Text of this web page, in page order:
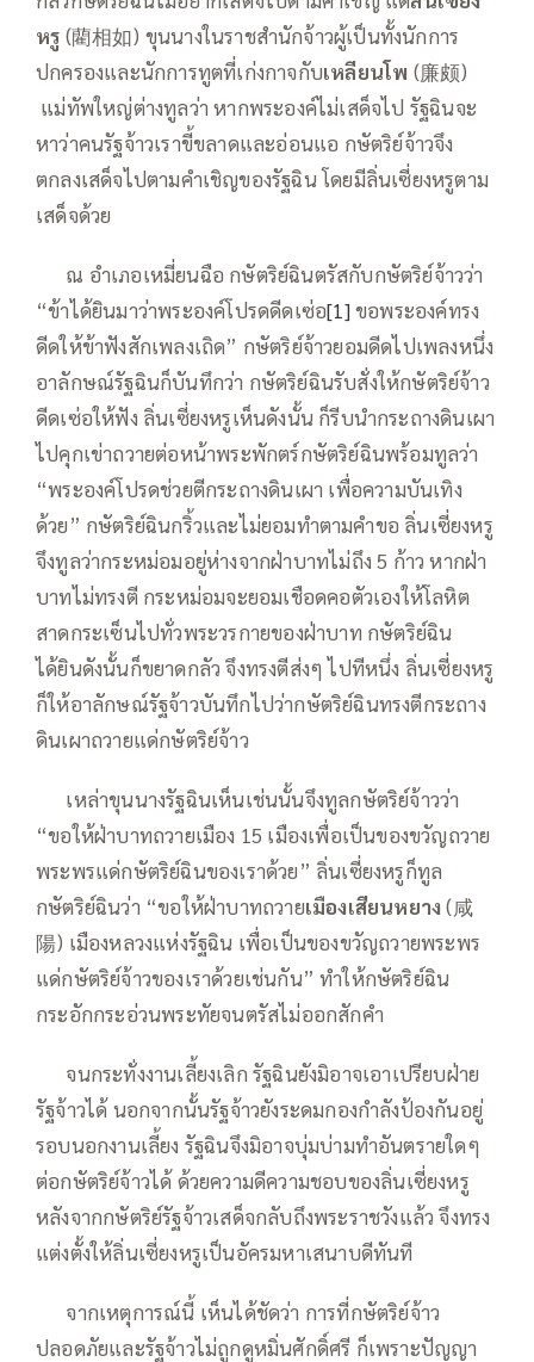
หรู (藺相如) ขุนนางในราชสำนักจ้าวผู้เป็นทั้งนักการ
ปกครองและนักการทูตที่เก่งกาจกับเหลียนโพ (廉颇)
แม่ทัพใหญ่ต่างทูลว่า หากพระองค์ไม่เสด็จไป รัฐฉินจะ
หาว่าคนรัฐจ้าวเราขี้ขลาดและอ่อนแอ กษัตริย์จ้าวจึง
ตกลงเสด็จไปตามคำเชิญของรัฐฉิน โดยมีลิ่นเซี่ยงหรูตาม
เสด็จด้วย
ณ อำเภอเหมี่ยนฉือ กษัตริย์ฉินตรัสกับกษัตริย์จ้าวว่า
“ข้าได้ยินมาว่าพระองค์โปรดดีดเซ่อ[1]ขอพระองค์ทรง
ดีดให้ข้าฟังสักเพลงเถิด” กษัตริย์จ้าวยอมดีดไปเพลงหนึ่ง
อาลักษณ์รัฐฉินก็บันทึกว่า กษัตริย์ฉินรับสั่งให้กษัตริย์จ้าว
ดีดเซ่อให้ฟัง ลิ่นเซี่ยงหรูเห็นดังนั้น ก็รีบนำกระถางดินเผา
ไปคุกเข่าถวายต่อหน้าพระพักตร์กษัตริย์ฉินพร้อมทูลว่า
“พระองค์โปรดช่วยตีกระถางดินเผา เพื่อความบันเทิง
ด้วย” กษัตริย์ฉินกริ้วและไม่ยอมทำตามคำขอ ลิ่นเซี่ยงหรู
จึงทูลว่ากระหม่อมอยู่ห่างจากฝ่าบาทไม่ถึง 5 ก้าว หากฝ่า
บาทไม่ทรงตี กระหม่อมจะยอมเชือดคอตัวเองให้โลหิต
สาดกระเซ็นไปทั่วพระวรกายของฝ่าบาท กษัตริย์ฉิน
ได้ยินดังนั้นก็ขยาดกลัว จึงทรงตีส่งๆ ไปทีหนึ่ง ลิ่นเซี่ยงหรู
ก็ให้อาลักษณ์รัฐจ้าวบันทึกไปว่ากษัตริย์ฉินทรงตีกระถาง
ดินเผาถวายแด่กษัตริย์จ้าว
เหล่าขุนนางรัฐฉินเห็นเช่นนั้นจึงทูลกษัตริย์จ้าวว่า
“ขอให้ฝ่าบาทถวายเมือง 15 เมืองเพื่อเป็นของขวัญถวาย
พระพรแด่กษัตริย์ฉินของเราด้วย” ลิ่นเซี่ยงหรูก็ทูล
กษัตริย์ฉินว่า “ขอให้ฝ่าบาทถวายเมืองเสียนหยาง (咸
陽) เมืองหลวงแห่งรัฐฉิน เพื่อเป็นของขวัญถวายพระพร
แด่กษัตริย์จ้าวของเราด้วยเช่นกัน” ทำให้กษัตริย์ฉิน
กระอักกระอ่วนพระทัยจนตรัสไม่ออกสักคำ
จนกระทั่งงานเลี้ยงเลิก รัฐฉินยังมิอาจเอาเปรียบฝ่าย
รัฐจ้าวได้ นอกจากนั้นรัฐจ้าวยังระดมกองกำลังป้องกันอยู่
รอบนอกงานเลี้ยง รัฐฉินจึงมิอาจบุ่มบ่ามทำอันตรายใดๆ
ต่อกษัตริย์จ้าวได้ ด้วยความดีความชอบของลิ่นเซี่ยงหรู
หลังจากกษัตริย์รัฐจ้าวเสด็จกลับถึงพระราชวังแล้ว จึงทรง
แต่งตั้งให้ลิ่นเซี่ยงหรูเป็นอัครมหาเสนาบดีทันที
จากเหตุการณ์นี้ เห็นได้ชัดว่า การที่กษัตริย์จ้าว
ปลอดภัยและรัฐจ้าวไม่ถูกดูหมิ่นศักดิ์ศรี ก็เพราะปัญญา